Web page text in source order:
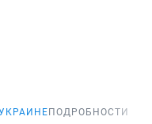
ПОДРОБНОСТИ